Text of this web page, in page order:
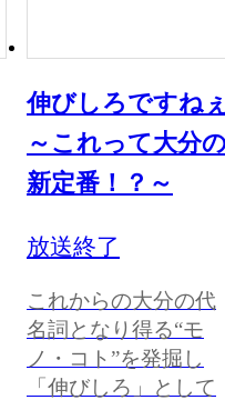
伸びしろですね
～これって大分
新定番！？～
放送終了
これからの大分の代
名詞となり得る“モ
ノ・コト”を発掘し
「伸びしろ」として